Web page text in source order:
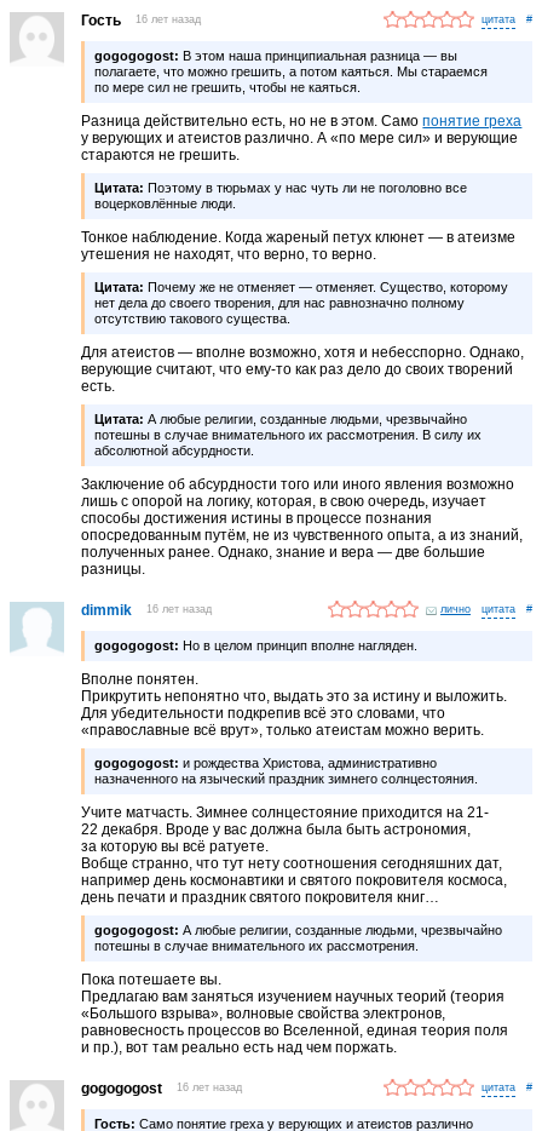
Гость 16 лет назад #
gogogogost: В этом наша принципиальная разница — вы
полагаете, что можно грешить, а потом каяться. Мы стараемся
по мере сил не грешить, чтобы не каяться.
Разница действительно есть, но не в этом. Самопонятие греха
у верующих и атеистов различно. А «по мере сил» и верующие
стараются не грешить.
Цитата: Поэтому в тюрьмах у нас чуть ли не поголовно все
воцерковлённые люди.
Тонкое наблюдение. Когда жареный петух клюнет — в атеизме
утешения не находят, что верно, то верно.
Цитата: Почему же не отменяет — отменяет. Существо, которому
нет дела до своего творения, для нас равнозначно полному
отсутствию такового существа.
Для атеистов — вполне возможно, хотя и небесспорно. Однако,
верующие считают, что ему-то как раз дело до своих творений
есть.
Цитата: А любые религии, созданные людьми, чрезвычайно
потешны в случае внимательного их рассмотрения. В силу их
абсолютной абсурдности.
Заключение об абсурдности того или иного явления возможно
лишь с опорой на логику, которая, в свою очередь, изучает
способы достижения истины в процессе познания
опосредованным путём, не из чувственного опыта, а из знаний,
полученных ранее. Однако, знание и вера — две большие
разницы.
dimmik 16 лет назад лично #
gogogogost: Но в целом принцип вполне нагляден.
Вполне понятен.
Прикрутить непонятно что, выдать это за истину и выложить.
Для убедительности подкрепив всё это словами, что
«православные всё врут», только атеистам можно верить.
gogogogost: и рождества Христова, административно
назначенного на языческий праздник зимнего солнцестояния.
Учите матчасть. Зимнее солнцестояние приходится на 21-
22 декабря. Вроде у вас должна была быть астрономия,
за которую вы всё ратуете.
Вобще странно, что тут нету соотношения сегодняшних дат,
например день космонавтики и святого покровителя космоса,
день печати и праздник святого покровителя книг…
gogogogost: А любые религии, созданные людьми, чрезвычайно
потешны в случае внимательного их рассмотрения.
Пока потешаете вы.
Предлагаю вам заняться изучением научных теорий (теория
«Большого взрыва», волновые свойства электронов,
равновесность процессов во Вселенной, единая теория поля
и пр.), вот там реально есть над чем поржать.
gogogogost 16 лет назад #
Гость: Само понятие греха у верующих и атеистов различно